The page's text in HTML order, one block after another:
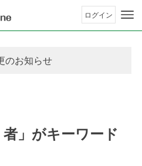
ログイン
お知らせ
料会員の皆様へ閲覧本数変更
料会員の皆様へ閲覧本数変更
者」がキーワード